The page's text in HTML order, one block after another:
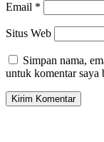
Email *
Situs Web
Simpan nama,
untuk komentar saya